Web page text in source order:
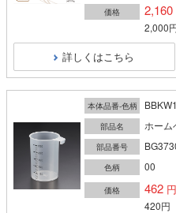
価格 2,160
2,000
詳しくはこちら
本体品番-色柄
部品名 ホー
部品番号
色柄 00
価格 462
420円